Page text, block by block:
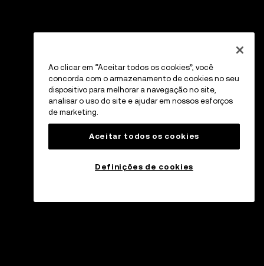
Ao clicar em “Aceitar todos os cookies”, você
concorda com o armazenamento de cookies no seu
dispositivo para melhorar a navegação no site,
analisar o uso do site e ajudar em nossos esforços
de marketing.
Aceitar todos os cookies
Definições de cookies